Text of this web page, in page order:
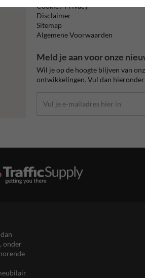
Cookie / Privacy
Disclaimer
Sitemap
Algemene Voorwaarden
Meld je aan voor onze
Wil je op de hoogte blijven van
ontwikkelingen. Vul dan
onder